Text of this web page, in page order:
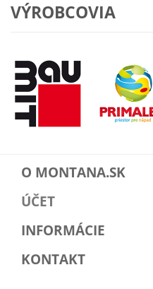
VÝROBCOVIA
O MONTANA.SK
ÚČET
INFORMÁCIE
KONTAKT